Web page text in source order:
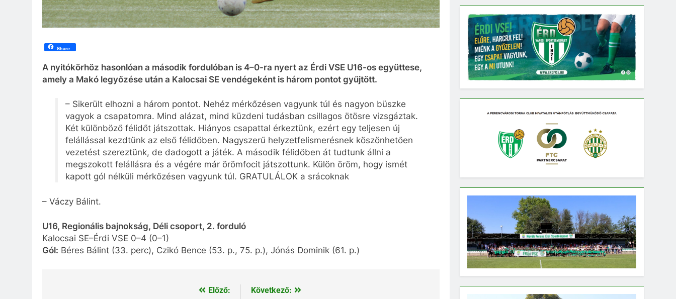
Share
A nyitókörhöz hasonlóan a második fordulóban is 4–0-ra nyert az Érdi VSE U16-os együttese,
amely a Makó legyőzése után a Kalocsai SE vendégeként is három pontot gyűjtött.
– Sikerült elhozni a három pontot. Nehéz mérkőzésen vagyunk túl és nagyon büszke
vagyok a csapatomra. Mind alázat, mind küzdeni tudásban csillagos ötösre vizsgáztak.
Két különböző félidőt játszottak. Hiányos csapattal érkeztünk, ezért egy teljesen új
felállással kezdtünk az első félidőben. Nagyszerű helyzetfelismerésnek köszönhetően
vezetést szereztünk, de dadogott a játék. A második félidőben át tudtunk állni a
megszokott felállásra és a végére már örömfocit játszottunk. Külön öröm, hogy ismét
kapott gól nélküli mérkőzésen vagyunk túl. GRATULÁLOK a srácoknak
– Váczy Bálint.
U16, Regionális bajnokság, Déli csoport, 2. forduló
Kalocsai SE–Érdi VSE 0–4 (0–1)
Gól: Béres Bálint (33. perc), Czikó Bence (53. p., 75. p.), Jónás Dominik (61. p.)
Előző:
Következő: